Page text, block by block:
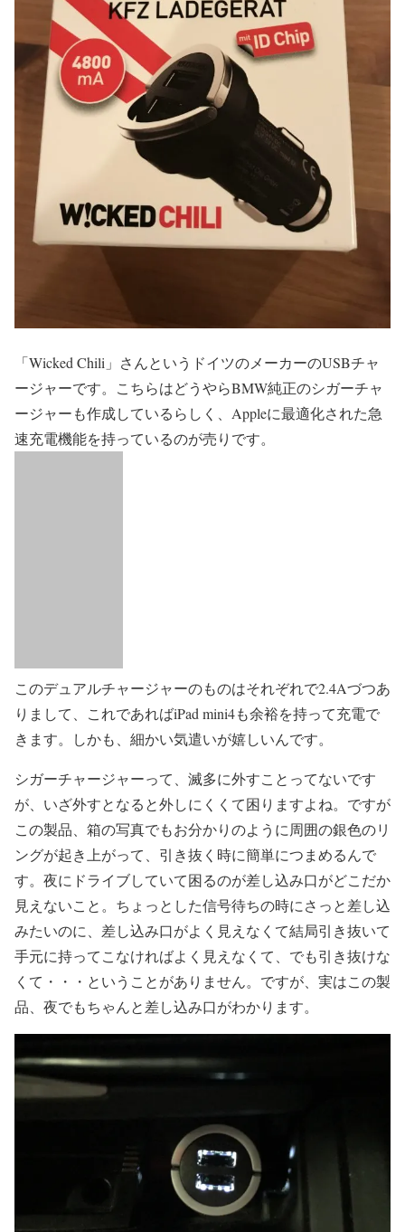
「Wicked Chili」さんというドイツのメーカーのUSBチャ
ージャーです。こちらはどうやらBMW純正のシガーチャ
ージャーも作成しているらしく、Appleに最適化された急
速充電機能を持っているのが売りです。
このデュアルチャージャーのものはそれぞれで2.4Aづつあ
りまして、これであればiPad mini4も余裕を持って充電で
きます。しかも、細かい気遣いが嬉しいんです。
シガーチャージャーって、滅多に外すことってないです
が、いざ外すとなると外しにくくて困りますよね。ですが
この製品、箱の写真でもお分かりのように周囲の銀色のリ
ングが起き上がって、引き抜く時に簡単につまめるんで
す。夜にドライブしていて困るのが差し込み口がどこだか
見えないこと。ちょっとした信号待ちの時にさっと差し込
みたいのに、差し込み口がよく見えなくて結局引き抜いて
手元に持ってこなければよく見えなくて、でも引き抜けな
くて・・・ということがありません。ですが、実はこの製
品、夜でもちゃんと差し込み口がわかります。